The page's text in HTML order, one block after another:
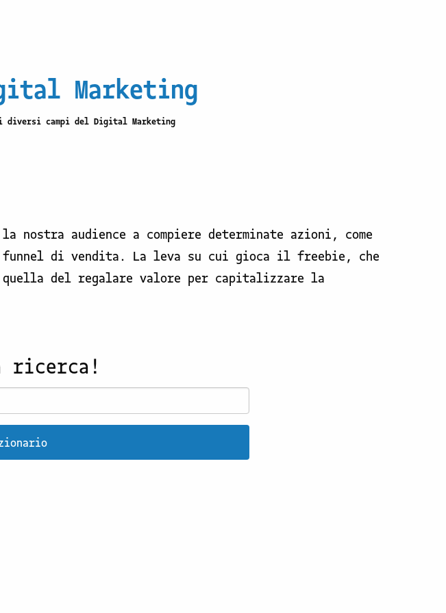
Marketing
diversi campi del Digital Marketing
audience a compiere determinate azioni, come
di vendita. La leva su cui gioca il freebie, che
quella del regalare valore per capitalizzare la
ricerca!